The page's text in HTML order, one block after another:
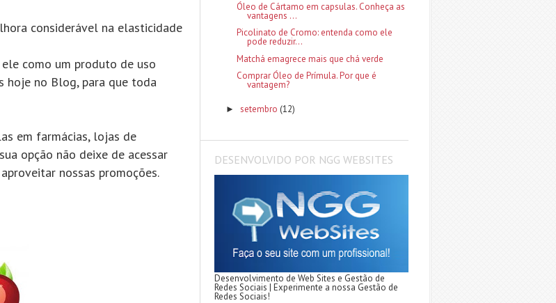
considerável na elasticidade
como um produto de uso
hoje no Blog, para que toda
em farmácias, lojas de
opção não deixe de acessar
nossas promoções.
Óleo de Cártamo em capsulas. Conheça as
vantagens ...
Picolinato de Cromo: entenda como ele
pode reduzir...
Matchá emagrece mais que chá verde
Comprar Óleo de Prímula. Por que é
vantagem?
► setembro (12)
DESENVOLVIDO POR NGG WEBSITES
Desenvolvimento de Web Sites e Gestão de
Redes Sociais | Experimente a nossa Gestão de
Redes Sociais!